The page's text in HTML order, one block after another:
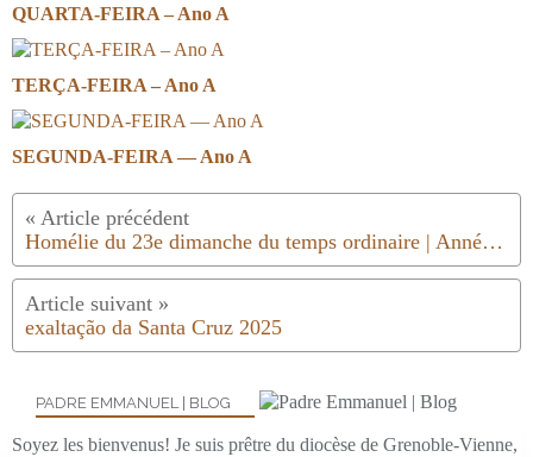
QUARTA-FEIRA – Ano A
TERÇA-FEIRA – Ano A
SEGUNDA-FEIRA — Ano A
Homélie du 23e dimanche du temps ordinaire | Année C | 2025
exaltação da Santa Cruz 2025
PADRE EMMANUEL | BLOG
Soyez les bienvenus! Je suis prêtre du diocèse de Grenoble-Vienne,